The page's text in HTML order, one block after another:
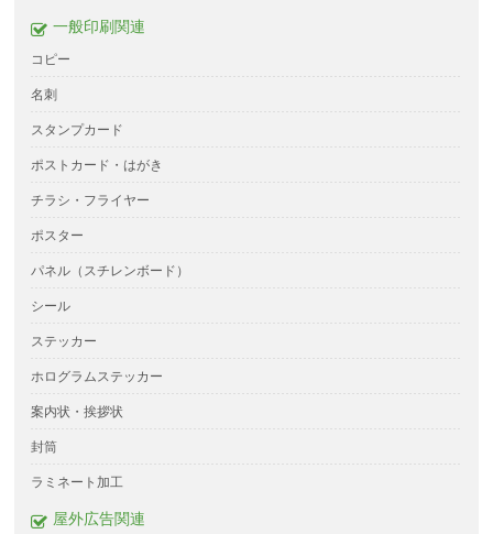
一般印刷関連
コピー
名刺
スタンプカード
ポストカード・はがき
チラシ・フライヤー
ポスター
パネル（スチレンボード）
シール
ステッカー
ホログラムステッカー
案内状・挨拶状
封筒
ラミネート加工
屋外広告関連